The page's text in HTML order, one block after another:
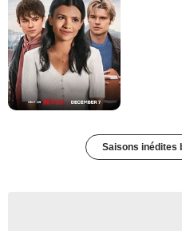
Saisons inédites